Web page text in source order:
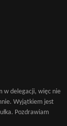
w delegacji, więc nie
Wyjątkiem jest
Pozdrawiam